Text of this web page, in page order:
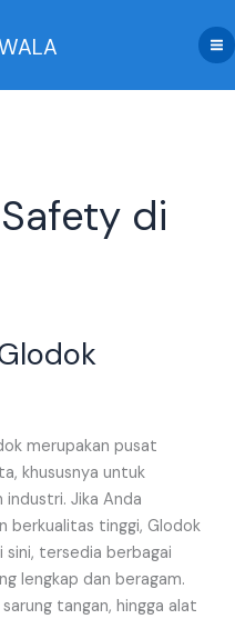
di
merupakan pusat
khususnya untuk
Jika Anda
berkualitas tinggi, Glodok
tersedia berbagai
lengkap dan beragam.
tangan, hingga alat